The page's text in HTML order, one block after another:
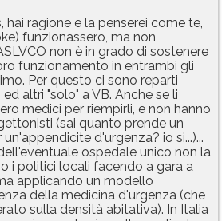
hai ragione e la penserei come te,
funzionassero, ma non
non è in grado di sostenere
funzionamento in entrambi gli
Per questo ci sono reparti
altri "solo" a VB. Anche se li
medici per riempirli, e non hanno
(sai quanto prende un
d'urgenza? io si...)...
ospedale unico non la
i politici locali facendo a gara a
applicando un modello
della medicina d'urgenza (che
sulla densità abitativa). In Italia